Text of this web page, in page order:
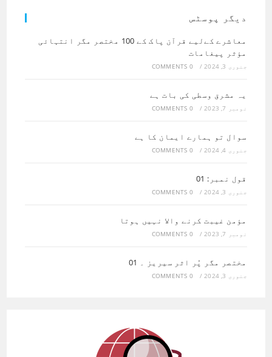
دیگر پوسٹس
معاشرے کےلیے ‏قرآن پاک کے 100 مختصر مگر انتہائی
مؤثر پیغامات
جنوری 3, 2024 /
0 COMMENTS
یہ مشرق وسطی کی بات ہے
نومبر 7, 2023 /
0 COMMENTS
سوال تو ہمارے ایمان کا ہے
جنوری 4, 2024 /
0 COMMENTS
قول نمبر: 01
جنوری 3, 2024 /
0 COMMENTS
مؤمن غیبت کرنے والا نہیں ہوتا
نومبر 7, 2023 /
0 COMMENTS
مختصر مگر پُر اثر سیریز ۔ 01
جنوری 3, 2024 /
0 COMMENTS